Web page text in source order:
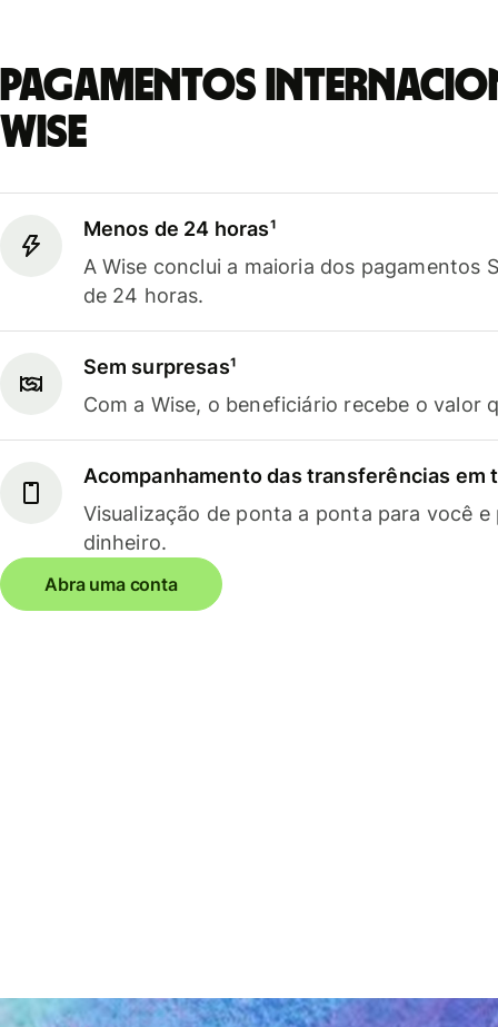
Pagamentos
Wise
Menos de 24 horas¹
A Wise conclui a maioria dos pagamentos
de 24 horas.
Sem surpresas¹
Com a Wise, o beneficiário recebe o valor
Acompanhamento das transferências em
Visualização de ponta a ponta para você
dinheiro.
Abra uma conta